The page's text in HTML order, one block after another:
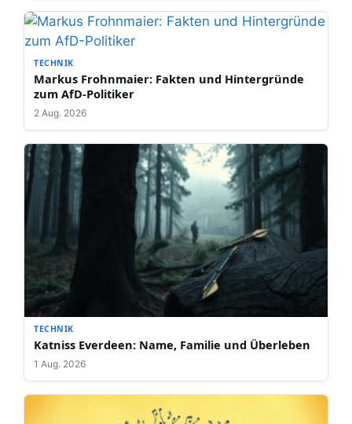
TECHNIK
Markus Frohnmaier: Fakten und Hintergründe
zum AfD-Politiker
2 Aug. 2026
TECHNIK
Katniss Everdeen: Name, Familie und Überleben
1 Aug. 2026